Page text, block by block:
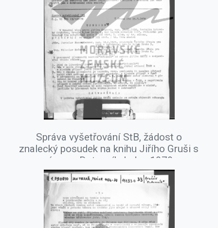
Správa vyšetřování StB, žádost o
znalecký posudek na knihu Jiřího Gruši s
názvem Dotazník, leden 1979.